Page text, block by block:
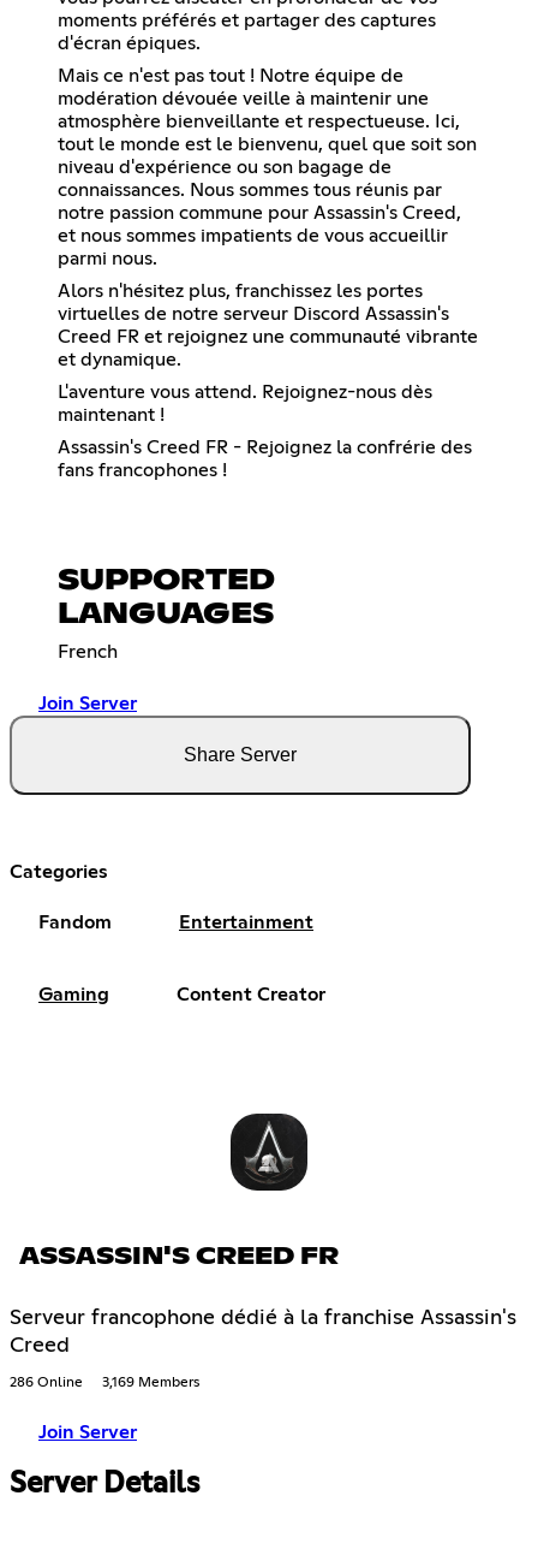
moments préférés et partager des captures
d'écran épiques.
Mais ce n'est pas tout ! Notre équipe de
modération dévouée veille à maintenir une
atmosphère bienveillante et respectueuse. Ici,
tout le monde est le bienvenu, quel que soit son
niveau d'expérience ou son bagage de
connaissances. Nous sommes tous réunis par
notre passion commune pour Assassin's Creed,
et nous sommes impatients de vous accueillir
parmi nous.
Alors n'hésitez plus, franchissez les portes
virtuelles de notre serveur Discord Assassin's
Creed FR et rejoignez une communauté vibrante
et dynamique.
L'aventure vous attend. Rejoignez-nous dès
maintenant !
Assassin's Creed FR - Rejoignez la confrérie des
fans francophones !
SUPPORTED
LANGUAGES
French
Join Server
Share Server
Categories
Fandom Entertainment
Gaming Content Creator
ASSASSIN'S CREED FR
Serveur francophone dédié à la franchise Assassin's
Creed
286 Online 3,169 Members
Join Server
Server Details